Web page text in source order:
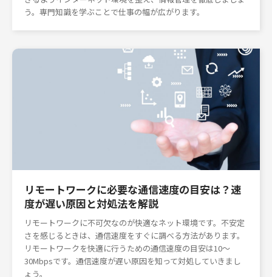
う。専門知識を学ぶことで仕事の幅が広がります。
リモートワークに必要な通信速度の目安は？速
度が遅い原因と対処法を解説
リモートワークに不可欠なのが快適なネット環境です。不安定
さを感じるときは、通信速度をすぐに調べる方法があります。
リモートワークを快適に行うための通信速度の目安は10〜
30Mbpsです。通信速度が遅い原因を知って対処していきまし
ょう。